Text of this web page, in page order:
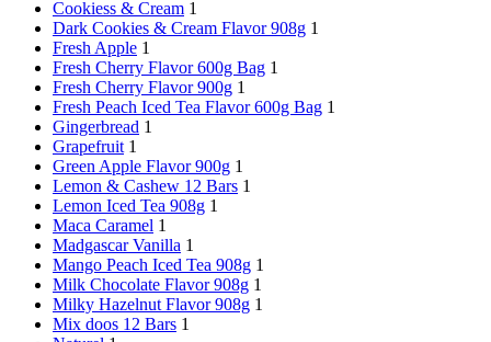
Cookiess & Cream 1
Dark Cookies & Cream Flavor 908g 1
Fresh Apple 1
Fresh Cherry Flavor 600g Bag 1
Fresh Cherry Flavor 900g 1
Fresh Peach Iced Tea Flavor 600g Bag 1
Gingerbread 1
Grapefruit 1
Green Apple Flavor 900g 1
Lemon & Cashew 12 Bars 1
Lemon Iced Tea 908g 1
Maca Caramel 1
Madgascar Vanilla 1
Mango Peach Iced Tea 908g 1
Milk Chocolate Flavor 908g 1
Milky Hazelnut Flavor 908g 1
Mix doos 12 Bars 1